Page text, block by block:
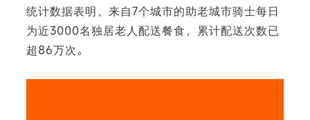
统计数据表明，来自7个城市的助老城市骑士每日
为近3000名独居老人配送餐食，累计配送次数已
超86万次。